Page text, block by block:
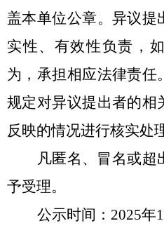
盖本单位公章。异议提
实性、有效性负责，
为，承担相应法律责任
规定对异议提出者的相
反映的情况进行核实处
凡匿名、冒名或超
予受理。
公示时间： 2025年